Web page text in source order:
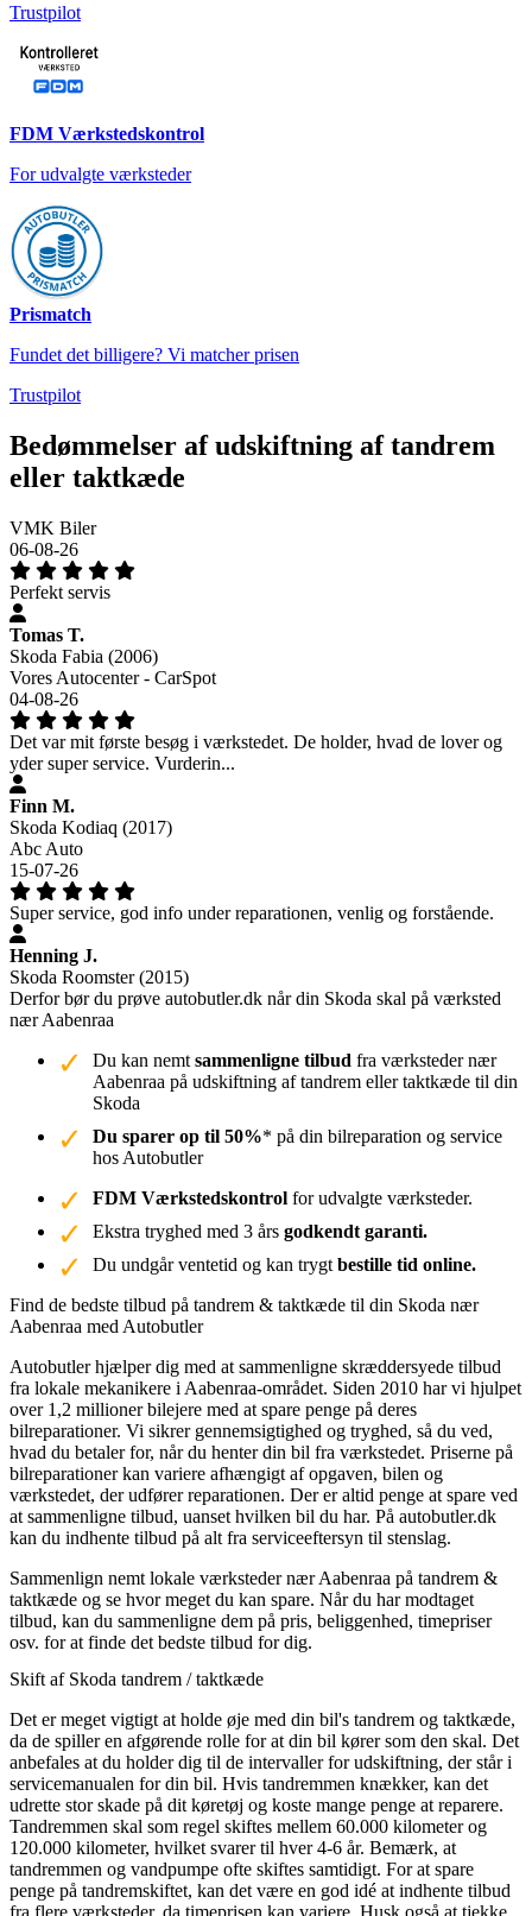
Trustpilot
FDM Værkstedskontrol
For udvalgte værksteder
Prismatch
Fundet det billigere? Vi matcher prisen
Trustpilot
Bedømmelser af udskiftning af tandrem
eller taktkæde
VMK Biler
06-08-26
Perfekt servis
Tomas T.
Skoda Fabia (2006)
Vores Autocenter - CarSpot
04-08-26
Det var mit første besøg i værkstedet. De holder, hvad de lover og
yder super service. Vurderin...
Finn M.
Skoda Kodiaq (2017)
Abc Auto
15-07-26
Super service, god info under reparationen, venlig og forstående.
Henning J.
Skoda Roomster (2015)
Derfor bør du prøve autobutler.dk når din Skoda skal på værksted
nær Aabenraa
Du kan nemt sammenligne tilbud fra værksteder nær
Aabenraa på udskiftning af tandrem eller taktkæde til din
Skoda
Du sparer op til 50%* på din bilreparation og service
hos Autobutler
FDM Værkstedskontrol for udvalgte værksteder.
Ekstra tryghed med 3 års godkendt garanti.
Du undgår ventetid og kan trygt bestille tid online.
Find de bedste tilbud på tandrem & taktkæde til din Skoda nær
Aabenraa med Autobutler
Autobutler hjælper dig med at sammenligne skræddersyede tilbud
fra lokale mekanikere i Aabenraa-området. Siden 2010 har vi hjulpet
over 1,2 millioner bilejere med at spare penge på deres
bilreparationer. Vi sikrer gennemsigtighed og tryghed, så du ved,
hvad du betaler for, når du henter din bil fra værkstedet. Priserne på
bilreparationer kan variere afhængigt af opgaven, bilen og
værkstedet, der udfører reparationen. Der er altid penge at spare ved
at sammenligne tilbud, uanset hvilken bil du har. På autobutler.dk
kan du indhente tilbud på alt fra serviceeftersyn til stenslag.
Sammenlign nemt lokale værksteder nær Aabenraa på tandrem &
taktkæde og se hvor meget du kan spare. Når du har modtaget
tilbud, kan du sammenligne dem på pris, beliggenhed, timepriser
osv. for at finde det bedste tilbud for dig.
Skift af Skoda tandrem / taktkæde
Det er meget vigtigt at holde øje med din bil's tandrem og taktkæde,
da de spiller en afgørende rolle for at din bil kører som den skal. Det
anbefales at du holder dig til de intervaller for udskiftning, der står i
servicemanualen for din bil. Hvis tandremmen knækker, kan det
udrette stor skade på dit køretøj og koste mange penge at reparere.
Tandremmen skal som regel skiftes mellem 60.000 kilometer og
120.000 kilometer, hvilket svarer til hver 4-6 år. Bemærk, at
tandremmen og vandpumpe ofte skiftes samtidigt. For at spare
penge på tandremskiftet, kan det være en god idé at indhente tilbud
fra flere værksteder, da timeprisen kan variere. Husk også at tjekke